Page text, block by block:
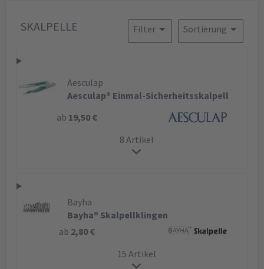
SKALPELLE Sortierung
Filter
Aesculap
Aesculap® Einmal-Sicherheitsskalpell
ab 19,50 €
8 Artikel
Bayha
Bayha® Skalpellklingen
ab 2,80 €
15 Artikel